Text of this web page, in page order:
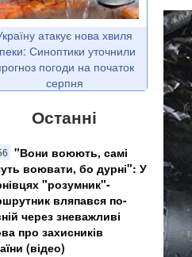
атакує нова хвиля
Синоптики уточнили
погоди на початок
серпня
Останні
​"Вони воюють, самі
воювати, бо дурні": У
"розумник"-
вляпався по-
через зневажливі
про захисників
(відео)